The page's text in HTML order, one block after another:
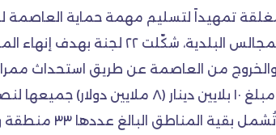
تمهيداً لتسليم مهمة حماية
بغداد، بالتنسيق مع الحكومة
والخروج من العاصمة عن طريق
الربيعي إن الحكومة خصصت لأمن بغداد